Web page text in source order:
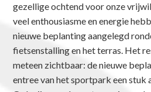
gezellige ochtend voor onze
veel enthousiasme en energie
nieuwe beplanting aangelegd
fietsenstalling en het terras. Het
meteen zichtbaar: de nieuwe
entree van het sportpark een stuk